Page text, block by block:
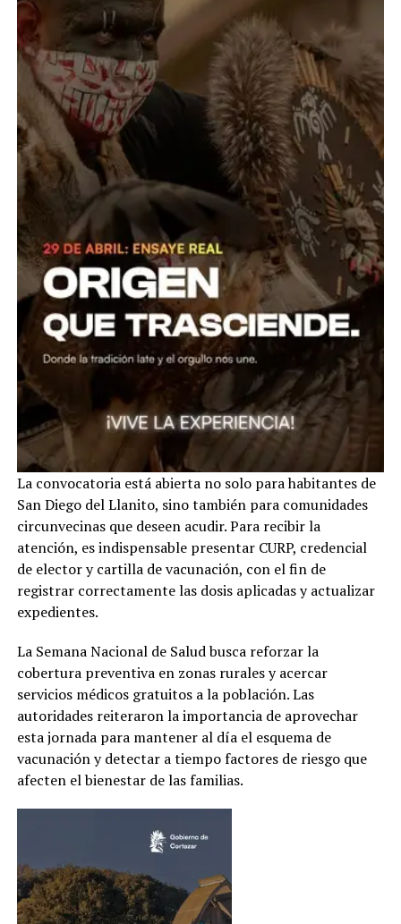
La convocatoria está abierta no solo para habitantes de
San Diego del Llanito, sino también para comunidades
circunvecinas que deseen acudir. Para recibir la
atención, es indispensable presentar CURP, credencial
de elector y cartilla de vacunación, con el fin de
registrar correctamente las dosis aplicadas y actualizar
expedientes.
La Semana Nacional de Salud busca reforzar la
cobertura preventiva en zonas rurales y acercar
servicios médicos gratuitos a la población. Las
autoridades reiteraron la importancia de aprovechar
esta jornada para mantener al día el esquema de
vacunación y detectar a tiempo factores de riesgo que
afecten el bienestar de las familias.